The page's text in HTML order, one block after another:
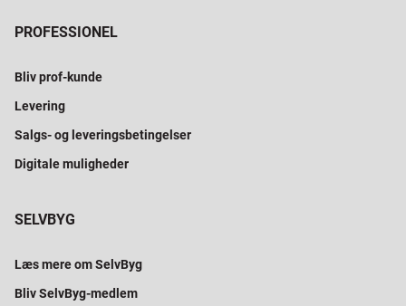
PROFESSIONEL
Bliv prof-kunde
Levering
Salgs- og leveringsbetingelser
Digitale muligheder
SELVBYG
Læs mere om SelvByg
Bliv SelvByg-medlem